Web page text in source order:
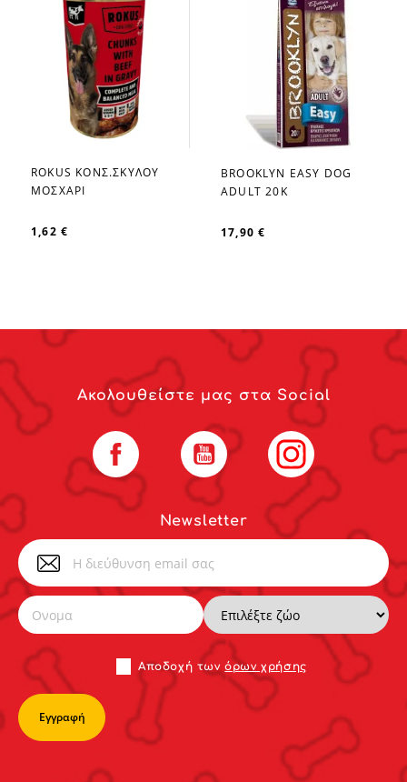
favorite_border
ROKUS ΚΟΝΣ.ΣΚΥΛΟΥ
ΜΟΣΧΑΡΙ
1,62 €
favorite_border
BROOKLYN EASY DOG
ADULT 20K
17,90 €
Newsletter
Αποδoχή τωνόρων χρήσης
Ακολουθείστε μας στα Social
Facebook YouTube Instagram